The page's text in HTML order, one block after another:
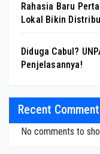
Rahasia Baru
Lokal Bikin
Diduga Cabul?
Penjelasannya!
Recent
No comments to